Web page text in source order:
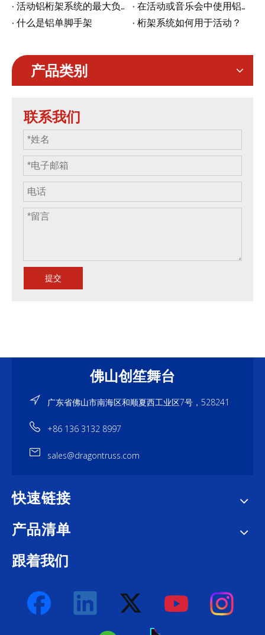
活动铝桁架系统的最大负载能力是多少？
在活动或音乐会中使用铝路障有什么优势
什么是铝单脚手架
桁架系统如何用于活动？
产品类别
联系我们
提交
佛山创笙舞台
广东省佛山市南海区和顺夏西工业区7号，528241
+86 136 3132 8997
sales@dragontruss.com
快速链接
产品清单
跟着我们